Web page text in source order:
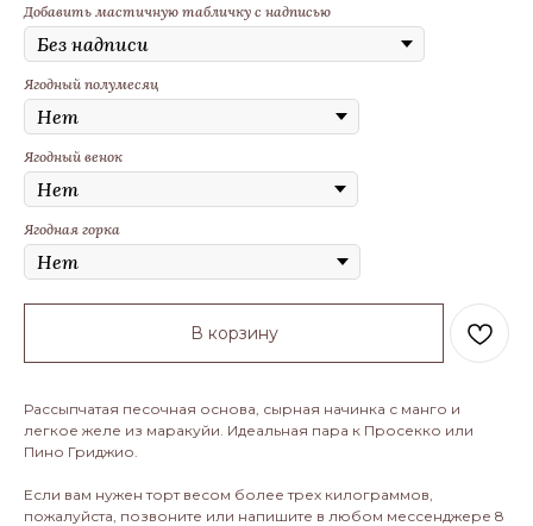
Добавить мастичную табличку с надписью
Ягодный полумесяц
Ягодный венок
Ягодная горка
В корзину
Рассыпчатая песочная основа, сырная начинка с манго и
легкое желе из маракуйи. Идеальная пара к Просекко или
Пино Гриджио.
Если вам нужен торт весом более трех килограммов,
пожалуйста, позвоните или напишите в любом мессенджере 8